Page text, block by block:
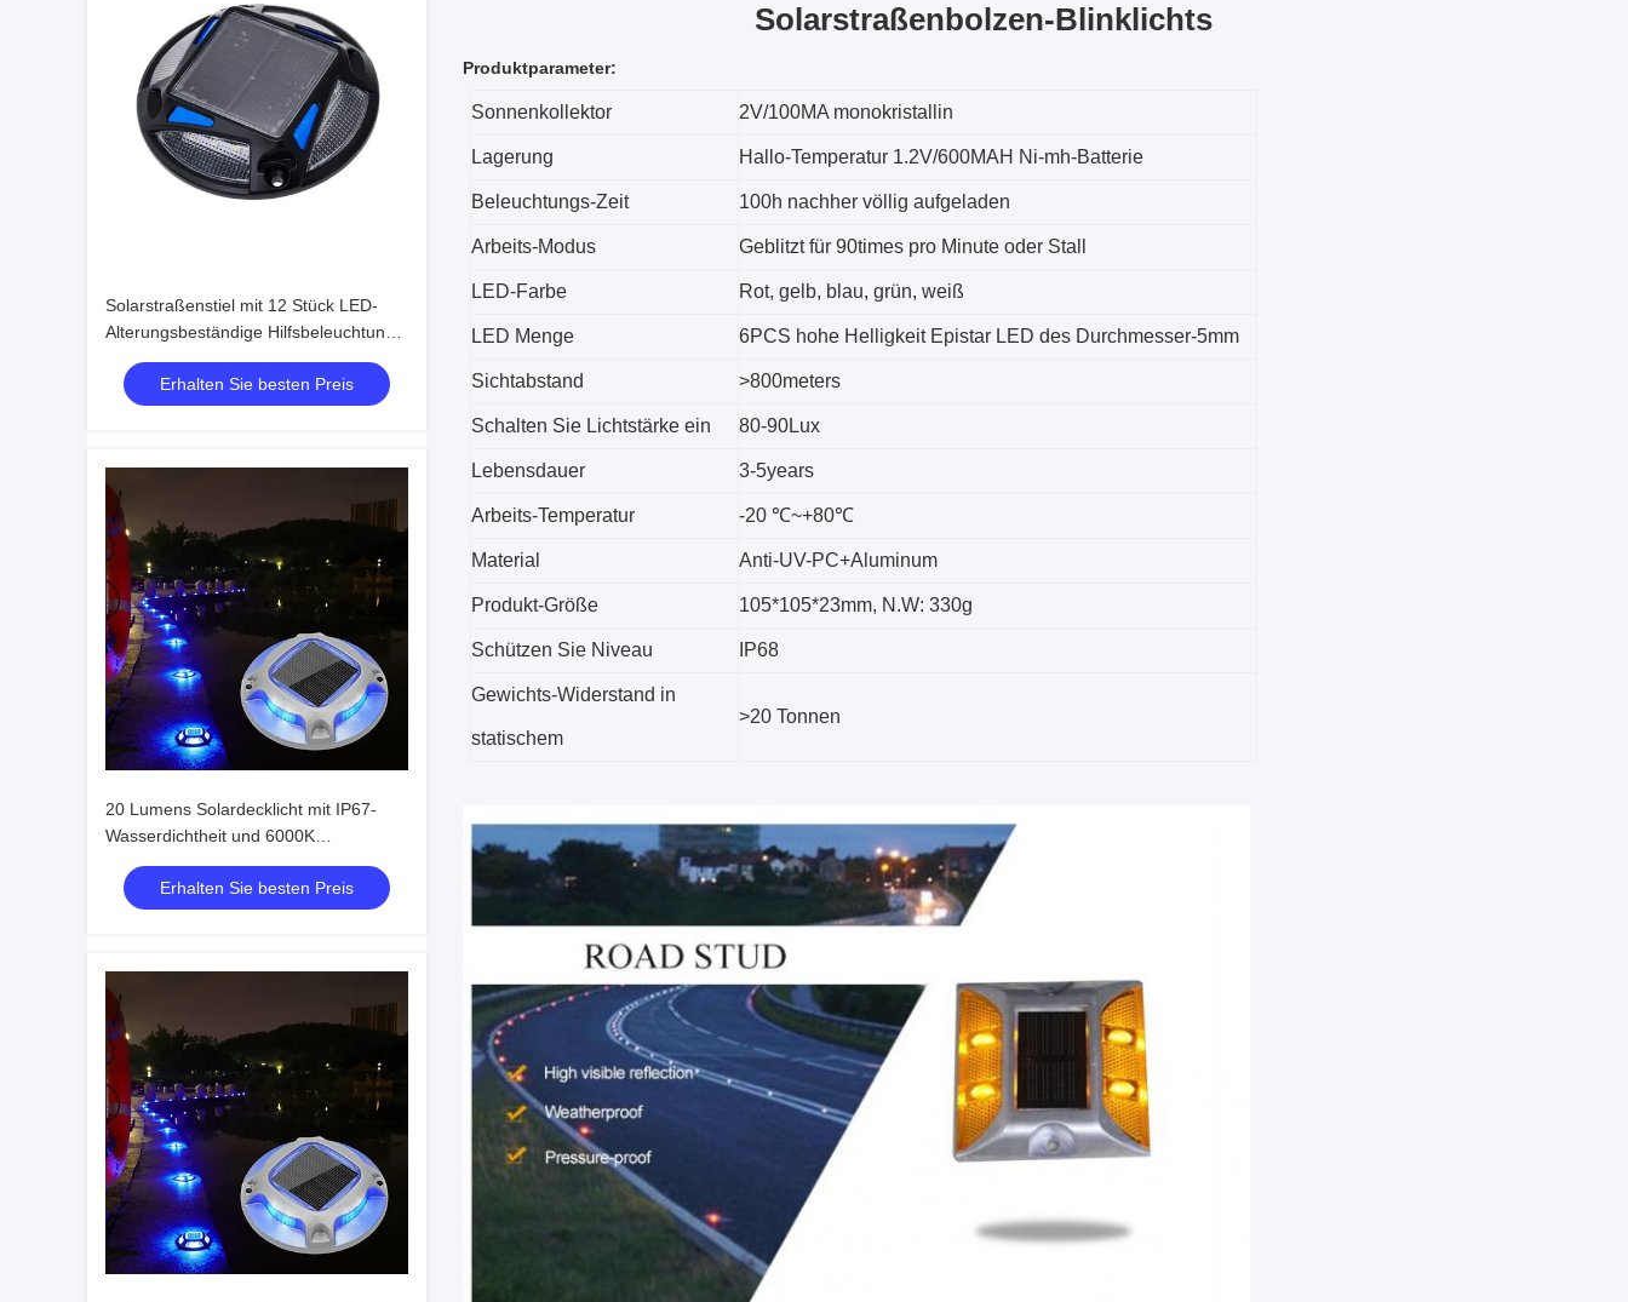
Solarstraßenstiel mit 12 Stück LED-
Alterungsbeständige Hilfsbeleuchtung
für Verkehrssicherheit auf der Straße
Erhalten Sie besten Preis
20 Lumens Solardecklicht mit IP67-
Wasserdichtheit und 6000K
Tageslichtwarnung für den
Außenbereich
Erhalten Sie besten Preis
Solarstraßenbolzen-Blinklichts
Produktparameter:
Sonnenkollektor 2V/100MA monokristallin
Lagerung Hallo-Temperatur 1.2V/600MAH Ni-mh-Batterie
Beleuchtungs-Zeit 100h nachher völlig aufgeladen
Arbeits-Modus Geblitzt für 90times pro Minute oder Stall
LED-Farbe Rot, gelb, blau, grün, weiß
LED Menge 6PCS hohe Helligkeit Epistar LED des Durchmesser-5mm
Sichtabstand >800meters
Schalten Sie Lichtstärke ein 80-90Lux
Lebensdauer 3-5years
Arbeits-Temperatur -20 ℃~+80℃
Material Anti-UV-PC+Aluminum
Produkt-Größe 105*105*23mm, N.W: 330g
Schützen Sie Niveau IP68
Gewichts-Widerstand in
statischem
>20 Tonnen